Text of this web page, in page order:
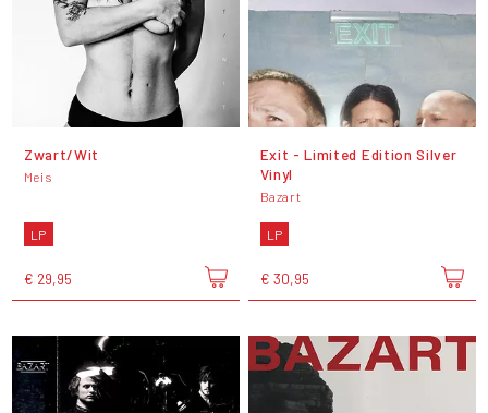
Zwart/Wit
Meis
LP
€ 29,95
Exit - Limited Edition Silver
Vinyl
Bazart
LP
€ 30,95